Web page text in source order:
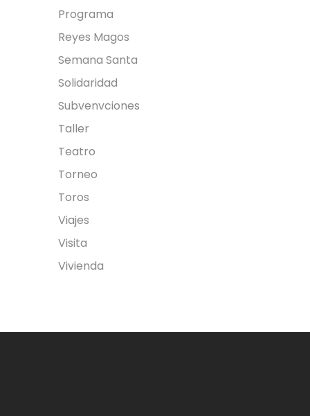
Programa
Reyes Magos
Semana Santa
Solidaridad
Subvenvciones
Taller
Teatro
Torneo
Toros
Viajes
Visita
Vivienda